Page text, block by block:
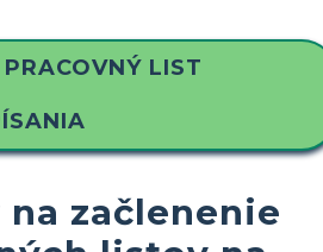
LIST
začlenenie